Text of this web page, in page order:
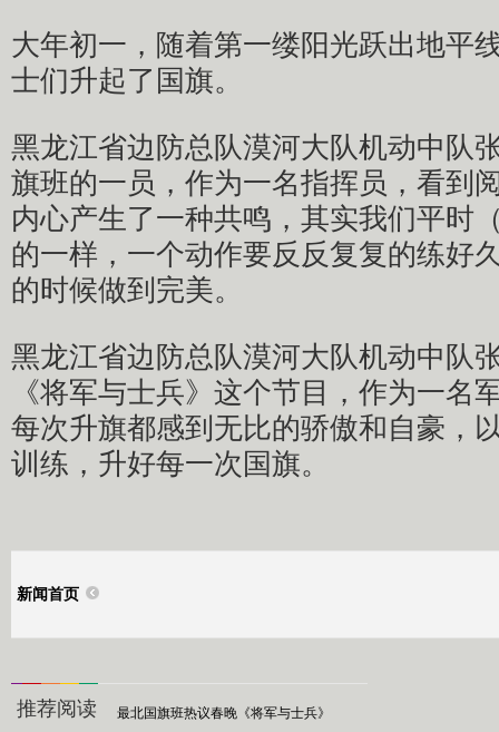
大年初一，随着第一缕阳光跃出地平
士们升起了国旗。
黑龙江省边防总队漠河大队机动中队
旗班的一员，作为一名指挥员，看到
内心产生了一种共鸣，其实我们平时
的一样，一个动作要反反复复的练好
的时候做到完美。
黑龙江省边防总队漠河大队机动中队
《将军与士兵》这个节目，作为一名
每次升旗都感到无比的骄傲和自豪，
训练，升好每一次国旗。
新闻首页
推荐阅读 最北国旗班热议春晚《将军与士兵》